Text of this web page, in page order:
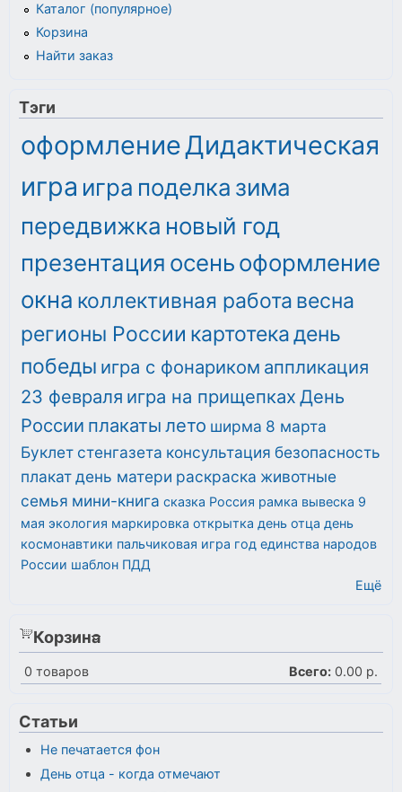
Каталог (популярное)
Корзина
Найти заказ
Тэги
оформлениеДидактическая
игра игра поделка зима
передвижка новый год
презентация осеньоформление
окна коллективная работа весна
регионы России картотекадень
победы игра с фонариком аппликация
23 февраля игра на прищепках День
России плакаты лето ширма 8 марта
Буклет стенгазета консультация безопасность
плакатдень матери раскраска животные
семья мини-книга сказка Россия рамка вывеска 9
мая экология маркировка открытка день отца день
космонавтики пальчиковая игра год единства народов
России шаблон ПДД
Ещё
Корзина
0 товаров Всего: 0.00 р.
Статьи
Не печатается фон
День отца - когда отмечают